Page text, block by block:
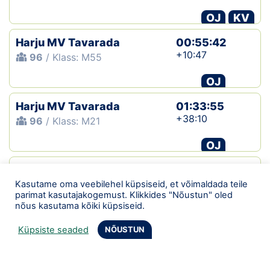
OJ
KV
Harju MV Tavarada
96 / Klass: M55
00:55:42
+10:47
OJ
Harju MV Tavarada
96 / Klass: M21
01:33:55
+38:10
OJ
266/ Klass: M60 +10:29
Rapla-Järva MV lühirada
Kasutame oma veebilehel küpsiseid, et võimaldada teile
parimat kasutajakogemust. Klikkides "Nõustun" oled
nõus kasutama kõiki küpsiseid.
Küpsiste seaded NÕUSTUN